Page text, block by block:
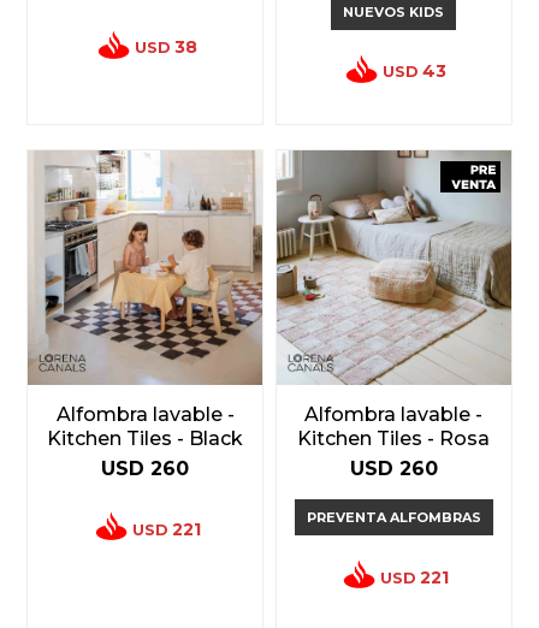
USD 38
NUEVOS KIDS
USD 43
Alfombra lavable -
Kitchen Tiles - Black
USD 260
USD 221
Alfombra lavable -
Kitchen Tiles - Rosa
USD 260
PREVENTA ALFOMBRAS
USD 221